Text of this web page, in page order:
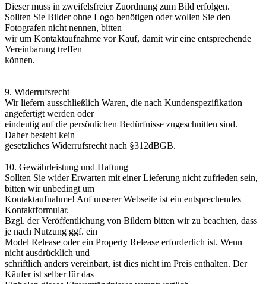
Dieser muss in zweifelsfreier Zuordnung zum Bild erfolgen.
Sollten Sie Bilder ohne Logo benötigen oder wollen Sie den
Fotografen nicht nennen, bitten
wir um Kontaktaufnahme vor Kauf, damit wir eine entsprechende
Vereinbarung treffen
können.
9. Widerrufsrecht
Wir liefern ausschließlich Waren, die nach Kundenspezifikation
angefertigt werden oder
eindeutig auf die persönlichen Bedürfnisse zugeschnitten sind.
Daher besteht kein
gesetzliches Widerrufsrecht nach §312dBGB.
10. Gewährleistung und Haftung
Sollten Sie wider Erwarten mit einer Lieferung nicht zufrieden sein,
bitten wir unbedingt um
Kontaktaufnahme! Auf unserer Webseite ist ein entsprechendes
Kontaktformular.
Bzgl. der Veröffentlichung von Bildern bitten wir zu beachten, dass
je nach Nutzung ggf. ein
Model Release oder ein Property Release erforderlich ist. Wenn
nicht ausdrücklich und
schriftlich anders vereinbart, ist dies nicht im Preis enthalten. Der
Käufer ist selber für das